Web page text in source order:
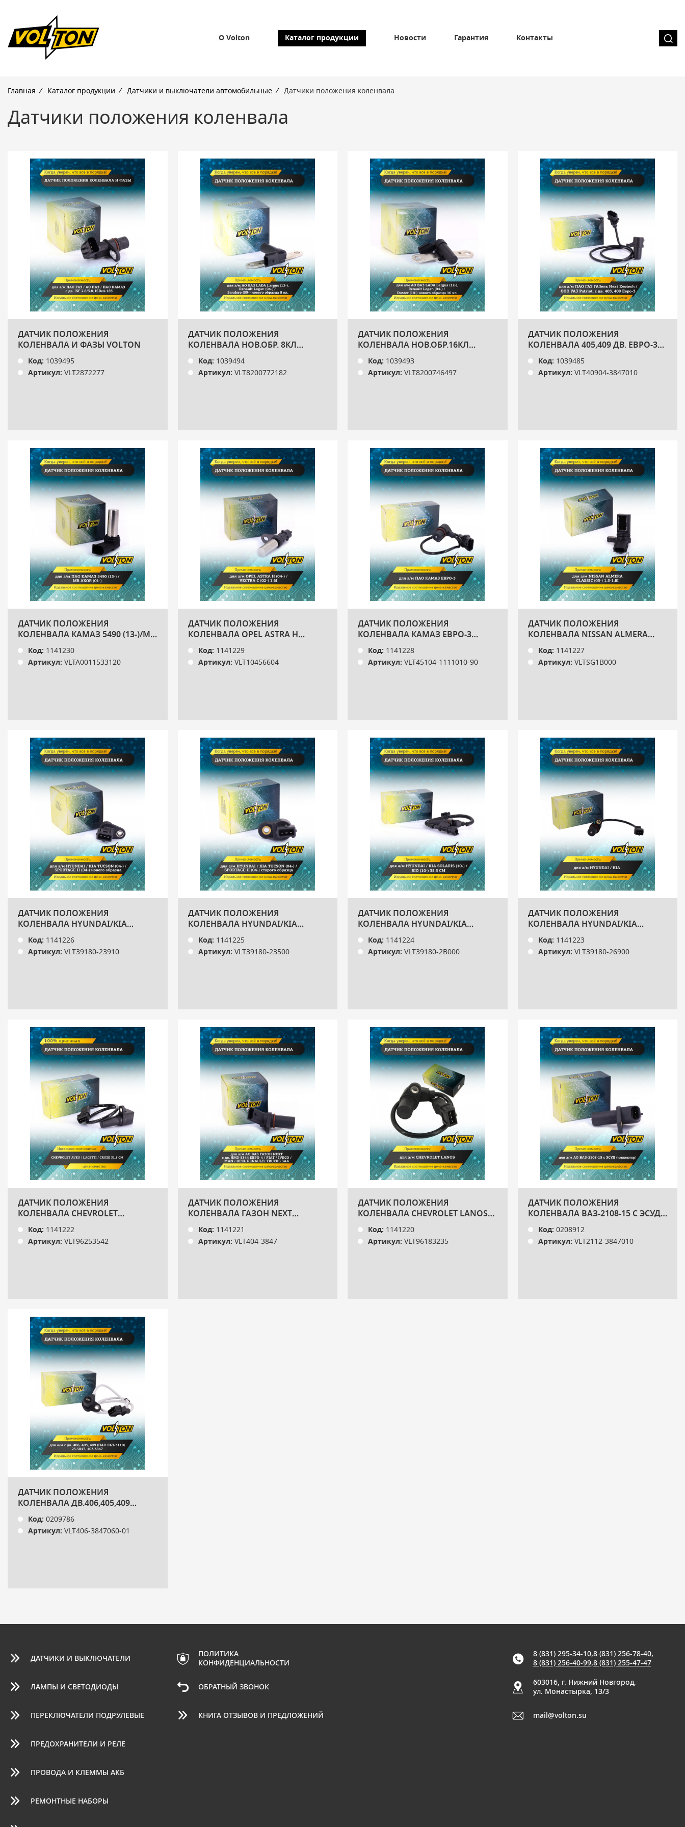
О Volton Каталог продукции Новости Гарантия Контакты
Главная / Каталог продукции / Датчики и выключатели автомобильные / Датчики положения коленвала
Датчики положения коленвала
ДАТЧИК ПОЛОЖЕНИЯ
КОЛЕНВАЛА И ФАЗЫ VOLTON
Код: 1039495
Артикул: VLT2872277
ДАТЧИК ПОЛОЖЕНИЯ
КОЛЕНВАЛА НОВ.ОБР. 8КЛ
Код: 1039494
Артикул: VLT8200772182
ДАТЧИК ПОЛОЖЕНИЯ
КОЛЕНВАЛА НОВ.ОБР.16КЛ
Код: 1039493
Артикул: VLT8200746497
ДАТЧИК ПОЛОЖЕНИЯ
КОЛЕНВАЛА 405,409 ДВ. ЕВРО-3
Код: 1039485
Артикул: VLT40904-3847010
ДАТЧИК ПОЛОЖЕНИЯ
КОЛЕНВАЛА КАМАЗ 5490 (13-)/MB
Код: 1141230
Артикул: VLTA0011533120
ДАТЧИК ПОЛОЖЕНИЯ
КОЛЕНВАЛА OPEL ASTRA H
Код: 1141229
Артикул: VLT10456604
ДАТЧИК ПОЛОЖЕНИЯ
КОЛЕНВАЛА КАМАЗ ЕВРО-3
Код: 1141228
Артикул: VLT45104-1111010-90
ДАТЧИК ПОЛОЖЕНИЯ
КОЛЕНВАЛА NISSAN ALMERA
Код: 1141227
Артикул: VLTSG1B000
ДАТЧИК ПОЛОЖЕНИЯ
КОЛЕНВАЛА HYUNDAI/KIA
НОВ./ОБ. VOLTON
Код: 1141226
Артикул: VLT39180-23910
ДАТЧИК ПОЛОЖЕНИЯ
КОЛЕНВАЛА HYUNDAI/KIA
СТ./ОБ. VOLTON
Код: 1141225
Артикул: VLT39180-23500
ДАТЧИК ПОЛОЖЕНИЯ
КОЛЕНВАЛА HYUNDAI/KIA
VOLTON
Код: 1141224
Артикул: VLT39180-2B000
ДАТЧИК ПОЛОЖЕНИЯ
КОЛЕНВАЛА HYUNDAI/KIA
Код: 1141223
Артикул: VLT39180-26900
ДАТЧИК ПОЛОЖЕНИЯ
КОЛЕНВАЛА CHEVROLET
VOLTON
Код: 1141222
Артикул: VLT96253542
ДАТЧИК ПОЛОЖЕНИЯ
КОЛЕНВАЛА ГАЗОН NEXT
MAN /OPEL RENAULT/ TRUCKS SAA
Код: 1141221
Артикул: VLT404-3847
ДАТЧИК ПОЛОЖЕНИЯ
КОЛЕНВАЛА CHEVROLET LANOS
Код: 1141220
Артикул: VLT96183235
ДАТЧИК ПОЛОЖЕНИЯ
КОЛЕНВАЛА ВАЗ-2108-15 С ЭСУД
Код: 0208912
Артикул: VLT2112-3847010
ДАТЧИК ПОЛОЖЕНИЯ
КОЛЕНВАЛА ДВ.406,405,409
"VOLTON"
Код: 0209786
Артикул: VLT406-3847060-01
ДАТЧИКИ И ВЫКЛЮЧАТЕЛИ
ЛАМПЫ И СВЕТОДИОДЫ
ПЕРЕКЛЮЧАТЕЛИ ПОДРУЛЕВЫЕ
ПРЕДОХРАНИТЕЛИ И РЕЛЕ
ПРОВОДА И КЛЕММЫ АКБ
РЕМОНТНЫЕ НАБОРЫ
ПОЛИТИКА
КОНФИДЕНЦИАЛЬНОСТИ
ОБРАТНЫЙ ЗВОНОК
КНИГА ОТЗЫВОВ И ПРЕДЛОЖЕНИЙ
8 (831) 295-34-10,8 (831) 256-78-40,
8 (831) 256-40-99,8 (831) 255-47-47
603016, г. Нижний Новгород,
ул. Монастырка, 13/3
mail@volton.su